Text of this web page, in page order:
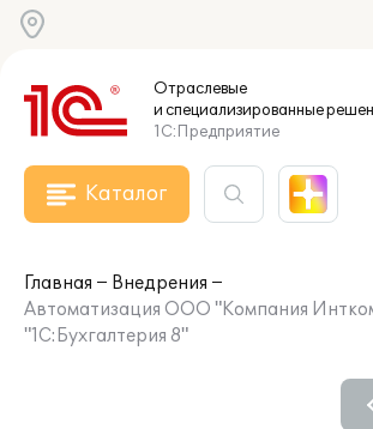
Отраслевые
и специализированные
1С:Предприятие
Каталог
Главная
Внедрения
Автоматизация ООО "Компания
"1С:Бухгалтерия 8"